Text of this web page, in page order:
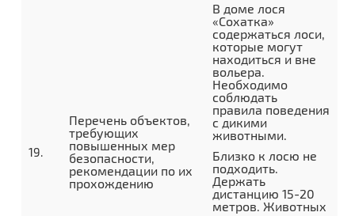
Перечень объектов,
требующих
повышенных мер
безопасности,
рекомендации по их
прохождению
В доме лося
«Сохатка»
содержаться лоси,
которые могут
находиться и вне
вольера.
Необходимо
соблюдать
правила поведения
с дикими
животными.
Близко к лосю не
подходить.
Держать
дистанцию 15-20
метров. Животных